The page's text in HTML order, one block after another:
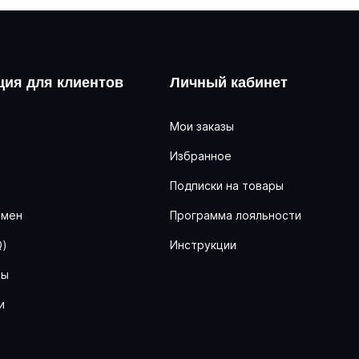
для клиентов Личный кабинет
Мои заказы
Избранное
Подписки на товары
Программа лояльности
Инструкции